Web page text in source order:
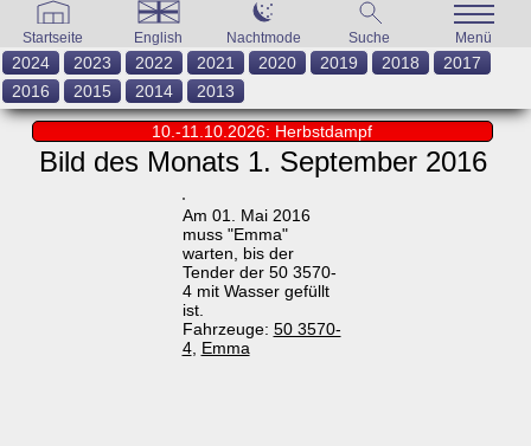
Startseite English Nachtmode Suche Menü
2024 2023 2022 2021 2020 2019 2018
2017
2016
2015 2014 2013
10.-11.10.2026: Herbstdampf
Bild des Monats 1. September 2016
Am 01. Mai 2016
muss "Emma"
warten, bis der
Tender der 50 3570-
4 mit Wasser gefüllt
ist.
Fahrzeuge: 50 3570-
4, Emma